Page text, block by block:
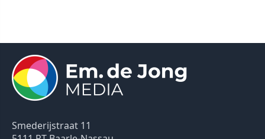
Smederijstraat 11